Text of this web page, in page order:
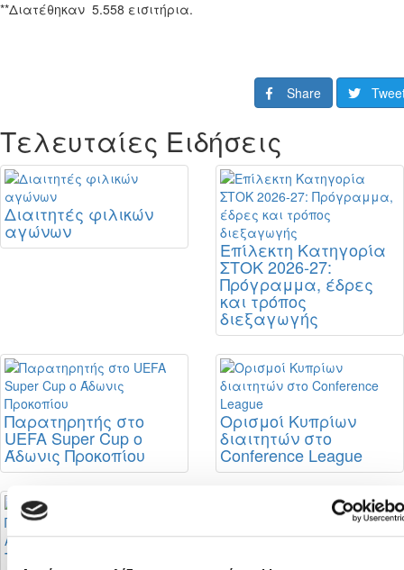
**Διατέθηκαν 5.558 εισιτήρια.
Share
Τελευταίες Ειδήσεις
Διαιτητές φιλικών
αγώνων
Επίλεκτη Κατηγορία
ΣΤΟΚ 2026-27:
Πρόγραμμα, έδρες
και τρόπος
διεξαγωγής
Παρατηρητής στο
UEFA Super Cup ο
Άδωνις Προκοπίου
Ορισμοί Κυπρίων
διαιτητών στο
Conference League
Το πρόγραμμα του